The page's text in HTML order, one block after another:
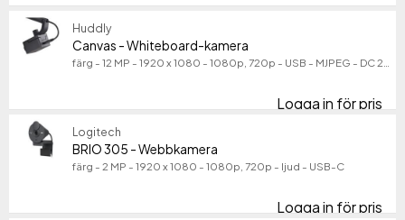
Huddly
Canvas - Whiteboard-kamera
färg - 12 MP - 1920 x 1080 - 1080p, 720p - USB - MJPEG - DC 24 V
Logga in för pris
Logitech
BRIO 305 - Webbkamera
färg - 2 MP - 1920 x 1080 - 1080p, 720p - ljud - USB-C
Logga in för pris